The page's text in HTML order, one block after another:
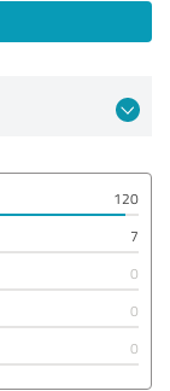
120
7
0
0
0